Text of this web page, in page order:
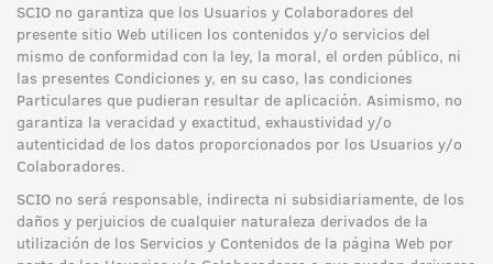
SCIO no garantiza que los Usuarios y Colaboradores del
presente sitio Web utilicen los contenidos y/o servicios del
mismo de conformidad con la ley, la moral, el orden público, ni
las presentes Condiciones y, en su caso, las condiciones
Particulares que pudieran resultar de aplicación. Asimismo, no
garantiza la veracidad y exactitud, exhaustividad y/o
autenticidad de los datos proporcionados por los Usuarios y/o
Colaboradores.
SCIO no será responsable, indirecta ni subsidiariamente, de los
daños y perjuicios de cualquier naturaleza derivados de la
utilización de los Servicios y Contenidos de la página Web por